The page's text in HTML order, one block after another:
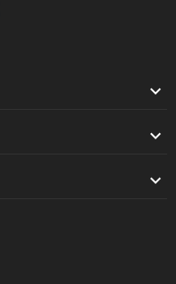


